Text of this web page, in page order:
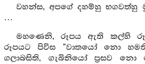
වහන්ස, අපගේ දහම්හු
…
මහණෙනි, රූපය ඇති කල්හි
රූපයට පිවිස “වාතයෝ නො
ගලාබසිති, ගැබිනියෝ ප්‍රසව නො